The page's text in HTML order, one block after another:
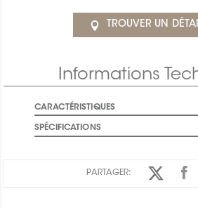
TROUVER UN
Informations
CARACTÉRISTIQUES
SPÉCIFICATIONS
PARTAGER: